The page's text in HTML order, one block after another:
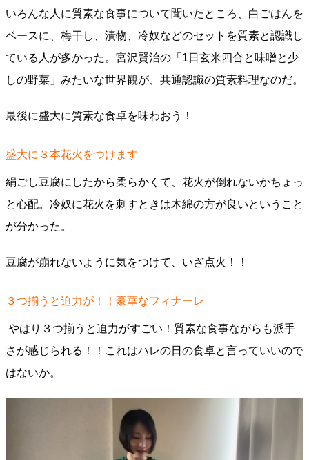
いろんな人に質素な食事について聞いたところ、白ごはんを
ベースに、梅干し、漬物、冷奴などのセットを質素と認識し
ている人が多かった。宮沢賢治の「1日玄米四合と味噌と少
しの野菜」みたいな世界観が、共通認識の質素料理なのだ。
最後に盛大に質素な食卓を味わおう！
盛大に３本花火をつけます
絹ごし豆腐にしたから柔らかくて、花火が倒れないかちょっ
と心配。冷奴に花火を刺すときは木綿の方が良いということ
が分かった。
豆腐が崩れないように気をつけて、いざ点火！！
３つ揃うと迫力が！！豪華なフィナーレ
やはり３つ揃うと迫力がすごい！質素な食事ながらも派手
さが感じられる！！これはハレの日の食卓と言っていいので
はないか。